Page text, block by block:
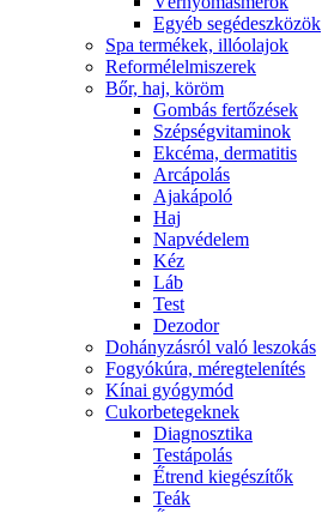
Egyéb segédeszközök
Spa termékek, illóolajok
Reformélelmiszerek
Bőr, haj, köröm
Gombás fertőzések
Szépségvitaminok
Ekcéma, dermatitis
Arcápolás
Ajakápoló
Haj
Napvédelem
Kéz
Láb
Test
Dezodor
Dohányzásról való leszokás
Fogyókúra, méregtelenítés
Kínai gyógymód
Cukorbetegeknek
Diagnosztika
Testápolás
É́trend kiegészítők
Teák